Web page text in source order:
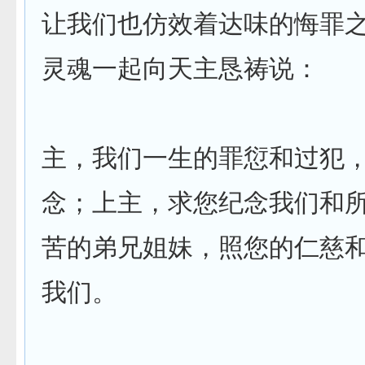
让我们也仿效着达味的悔罪
灵魂一起向天主恳祷说：
主，我们一生的罪愆和过犯
念；上主，求您纪念我们和
苦的弟兄姐妹，照您的仁慈
我们。